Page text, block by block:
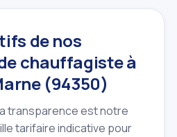
de nos
chauffagiste à
(94350)
transparence est notre
tarifaire indicative pour